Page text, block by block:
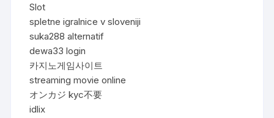
Slot
spletne igralnice v sloveniji
suka288 alternatif
dewa33 login
카지노게임사이트
streaming movie online
オンカジ kyc不要
idlix